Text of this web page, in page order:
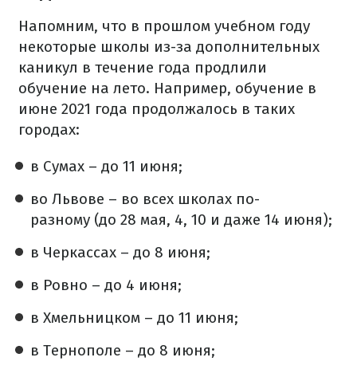
Напомним, что в прошлом учебном году
некоторые школы из-за дополнительных
каникул в течение года продлили
обучение на лето. Например, обучение в
июне 2021 года продолжалось в таких
городах:
в Сумах – до 11 июня;
​во Львове – во всех школах по-
разному (до 28 мая, 4, 10 и даже 14 июня);
в Черкассах – до 8 июня;
в Ровно – до 4 июня;
в Хмельницком – до 11 июня;
в Тернополе – до 8 июня;